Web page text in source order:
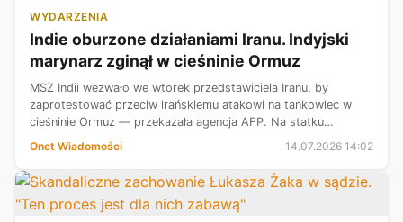
WYDARZENIA
Indie oburzone działaniami Iranu. Indyjski
marynarz zginął w cieśninie Ormuz
MSZ Indii wezwało we wtorek przedstawiciela Iranu, by
zaprotestować przeciw irańskiemu atakowi na tankowiec w
cieśninie Ormuz — przekazała agencja AFP. Na statku
należącym do Zjednoczonych Emiratów Arabskich zginął
Onet Wiadomości 14.07.2026 14:02